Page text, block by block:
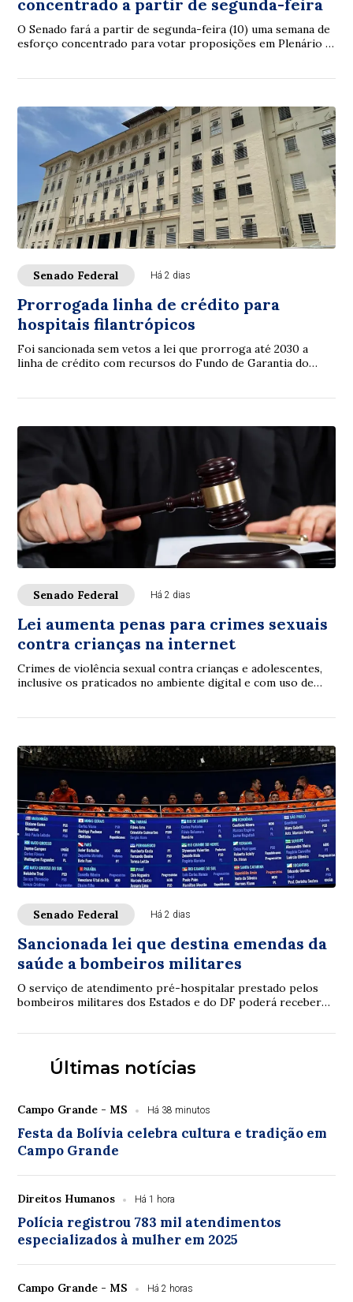
concentrado a partir de segunda-feira
O Senado fará a partir de segunda-feira (10) uma semana de
esforço concentrado para votar proposições em Plenário e
Senado Federal Há 2 dias
Prorrogada linha de crédito para
hospitais filantrópicos
Foi sancionada sem vetos a lei que prorroga até 2030 a
linha de crédito com recursos do Fundo de Garantia do
Senado Federal Há 2 dias
Lei aumenta penas para crimes sexuais
contra crianças na internet
Crimes de violência sexual contra crianças e adolescentes,
inclusive os praticados no ambiente digital e com uso de
Senado Federal Há 2 dias
Sancionada lei que destina emendas da
saúde a bombeiros militares
O serviço de atendimento pré-hospitalar prestado pelos
bombeiros militares dos Estados e do DF poderá receber
Últimas notícias
Campo Grande - MS Há 38 minutos
Festa da Bolívia celebra cultura e tradição em
Campo Grande
Direitos Humanos Há 1 hora
Polícia registrou 783 mil atendimentos
especializados à mulher em 2025
Campo Grande - MS Há 2 horas